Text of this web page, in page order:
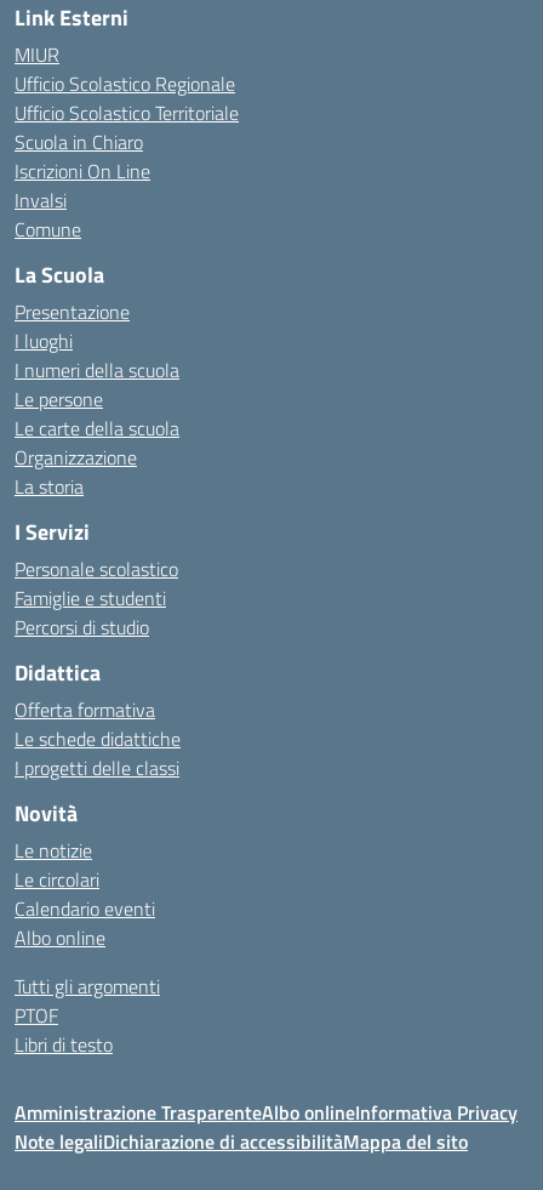
Link Esterni
MIUR
Ufficio Scolastico Regionale
Ufficio Scolastico Territoriale
Scuola in Chiaro
Iscrizioni On Line
Invalsi
Comune
La Scuola
Presentazione
I luoghi
I numeri della scuola
Le persone
Le carte della scuola
Organizzazione
La storia
I Servizi
Personale scolastico
Famiglie e studenti
Percorsi di studio
Didattica
Offerta formativa
Le schede didattiche
I progetti delle classi
Novità
Le notizie
Le circolari
Calendario eventi
Albo online
Tutti gli argomenti
PTOF
Libri di testo
Amministrazione TrasparenteAlbo onlineInformativa Privacy
Note legaliDichiarazione di accessibilitàMappa del sito